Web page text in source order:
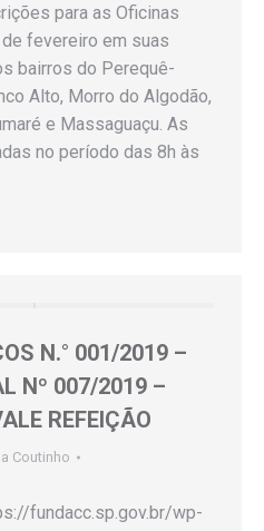
para as Oficinas
fevereiro em suas
bairros do Perequê-
Alto, Morro do Algodão,
e Massaguaçu. As
no período das 8h às
N.° 001/2019 –
Nº 007/2019 –
REFEIÇÃO
Coutinho
fundacc.sp.gov.br/wp-